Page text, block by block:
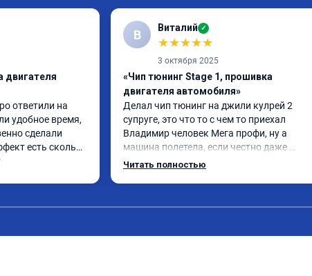
двигателя
ответили на
удобное время,
сделали
есть сколько
В Виталий ✓
★★★★★
3 октября 2025
«Чип тюнинг Stage 1, прошивка
двигателя автомобиля»
Делал чип тюнинг на джили кулрей 2
супруге, это что то с чем то приехал
Владимир человек Мега профи, ну а
машина полетела, если честно даже
страшно было, спасибо огромное. Ну и за
Читать полностью